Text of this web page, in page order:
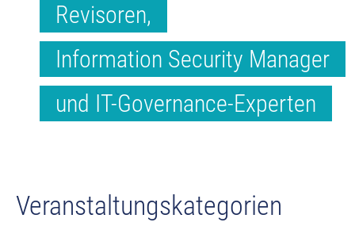
Revisoren,
Information Security Manager
und IT-Governance-Experten
Veranstaltungskategorien